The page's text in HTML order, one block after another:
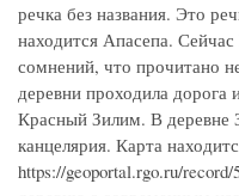
речка без названия. Это
находится Апасепа.
сомнений, что прочитано
деревни проходила дорога
Красный Зилим. В деревне
канцелярия. Карта
https://geoportal.rgo.ru/